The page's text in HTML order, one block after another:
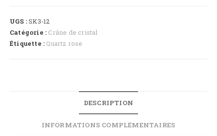
UGS :SK3-12
Catégorie : Crâne de cristal
Étiquette : Quartz rose
DESCRIPTION
INFORMATIONS COMPLÉMENTAIRES